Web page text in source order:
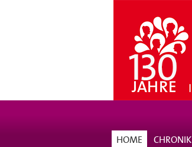
HOME CHRONIK